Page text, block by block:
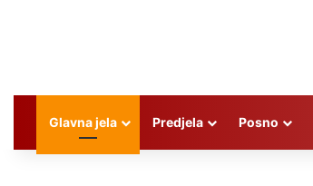
Glavna jela Predjela Posno